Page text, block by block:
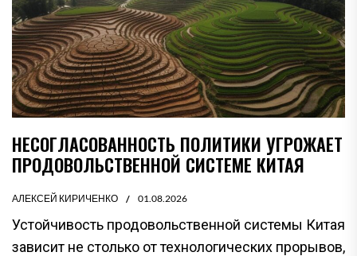
НЕСОГЛАСОВАННОСТЬ ПОЛИТИКИ УГРОЖАЕТ
ПРОДОВОЛЬСТВЕННОЙ СИСТЕМЕ КИТАЯ
АЛЕКСЕЙ КИРИЧЕНКО 01.08.2026
Устойчивость продовольственной системы Китая
зависит не столько от технологических прорывов,